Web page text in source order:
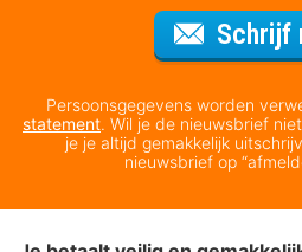
Schrijf
Persoonsgegevens worden
statement. Wil je de nieuwsbrief
je je altijd gemakkelijk
nieuwsbrief op